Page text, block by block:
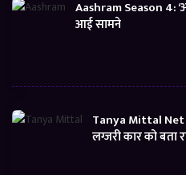
Aashram Season 4:
आई सामने
Tanya Mittal Net
लग्जरी कार को बता